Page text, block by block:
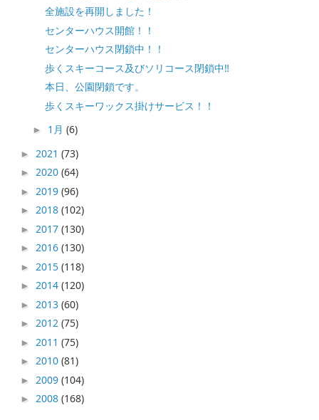
全施設を再開しました！
センターハウス開館！！
センターハウス閉鎖中！！
歩くスキーコース及びソリコース閉鎖中‼️
本日、公園閉鎖です。
歩くスキーワックス掛けサービス！！
► 1月(6)
► 2021(73)
► 2020(64)
► 2019(96)
► 2018(102)
► 2017(130)
► 2016(130)
► 2015(118)
► 2014(120)
► 2013(60)
► 2012(75)
► 2011(75)
► 2010(81)
► 2009(104)
► 2008(168)